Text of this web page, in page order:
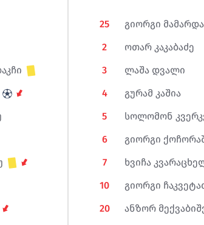
25
გიორგი
2
ოთარ კაკაბაძე
3
ლაშა დვალი
4
გურამ კაშია
5
სოლომონ
6
გიორგი
7
ხვიჩა
10
გიორგი
20
ანზორ